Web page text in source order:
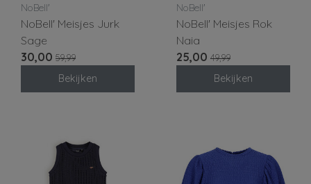
NoBell'
NoBell' Meisjes Jurk
Sage
30,00 59,99
Bekijken
NoBell'
NoBell' Meisjes Rok
Naia
25,00 49,99
Bekijken